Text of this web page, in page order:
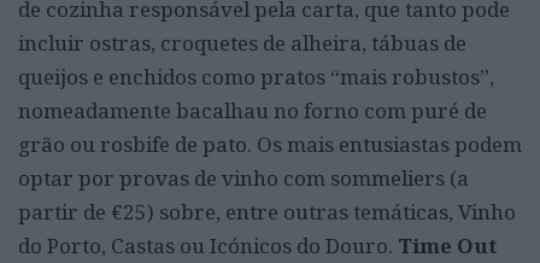
de cozinha responsável pela carta, que tanto pode
incluir ostras, croquetes de alheira, tábuas de
queijos e enchidos como pratos “mais robustos”,
nomeadamente bacalhau no forno com puré de
grão ou rosbife de pato. Os mais entusiastas podem
optar por provas de vinho com sommeliers (a
partir de €25) sobre, entre outras temáticas, Vinho
do Porto, Castas ou Icónicos do Douro. Time Out